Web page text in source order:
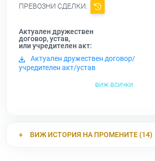
ПРЕВОЗНИ СДЕЛКИ.
Актуален дружествен
договор, устав,
или учредителен акт:
Актуален дружествен договор/
учредителен акт/устав
виж всички
ВИЖ ИСТОРИЯ НА ПРОМЕНИТЕ (14)